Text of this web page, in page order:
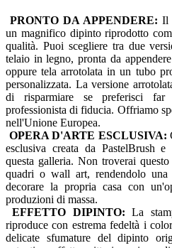
PRONTO DA APPENDERE: Il
un magnifico dipinto riprodotto
qualità. Puoi scegliere tra due
telaio in legno, pronta da
oppure tela arrotolata in un tubo
personalizzata. La versione
di risparmiare se preferisci
professionista di fiducia. Offriamo
nell'Unione Europea.
OPERA D'ARTE ESCLUSIVA:
esclusiva creata da PastelBrush
questa galleria. Non troverai
quadri o wall art, rendendolo una
decorare la propria casa con
produzioni di massa.
EFFETTO DIPINTO: La
riproduce con estrema fedeltà i
delicate sfumature del dipinto